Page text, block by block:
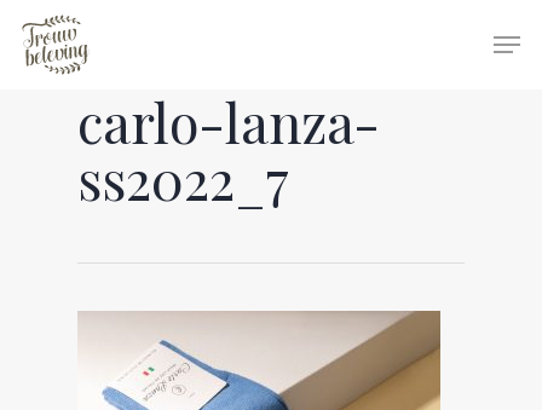
Hit enter to search or ESC to close
carlo-lanza-
ss2022_7